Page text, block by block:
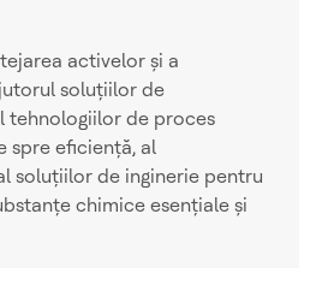
activelor și a
soluțiilor de
tehnologiilor de proces
spre eficiență, al
soluțiilor de inginerie pentru
chimice esențiale și